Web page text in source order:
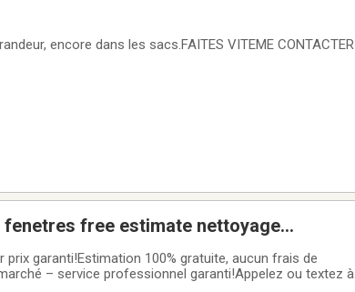
encore dans les sacs.FAITES VITEME CONTACTER
free estimate nettoyage
garanti!Estimation 100% gratuite, aucun frais de
– service professionnel garanti!Appelez ou textez à